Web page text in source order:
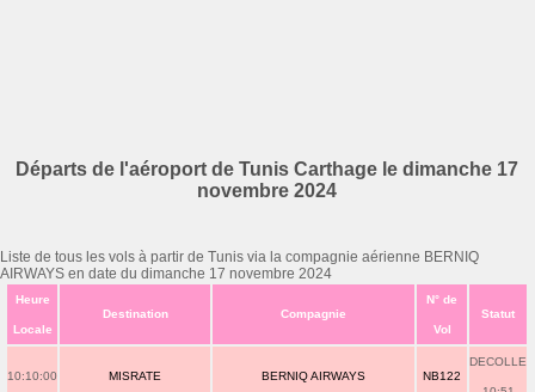
Départs de l'aéroport de Tunis Carthage le dimanche 17
novembre 2024
Liste de tous les vols à partir de Tunis via la compagnie aérienne BERNIQ
AIRWAYS en date du dimanche 17 novembre 2024
Heure
Locale
Destination Compagnie
N° de
Vol
Statut
10:10:00 MISRATE BERNIQ AIRWAYS NB122
DECOLLE